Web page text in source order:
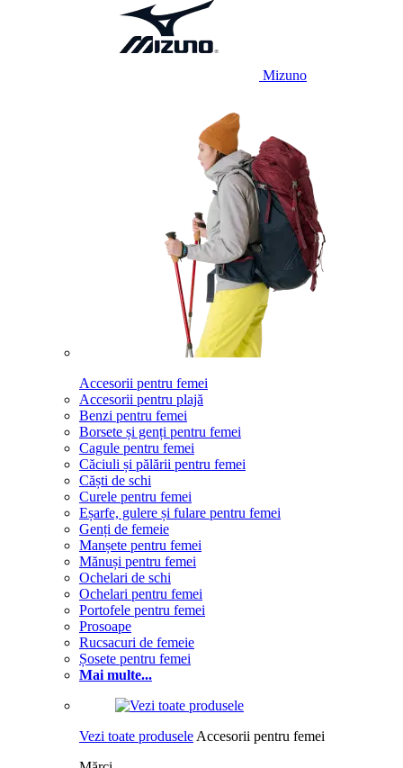
Mizuno
Accesorii pentru femei
Accesorii pentru plajă
Benzi pentru femei
Borsete și genți pentru femei
Cagule pentru femei
Căciuli și pălării pentru femei
Căști de schi
Curele pentru femei
Eșarfe, gulere și fulare pentru femei
Genți de femeie
Manșete pentru femei
Mănuși pentru femei
Ochelari de schi
Ochelari pentru femei
Portofele pentru femei
Prosoape
Rucsacuri de femeie
Șosete pentru femei
Mai multe...
Vezi toate produsele Accesorii pentru femei